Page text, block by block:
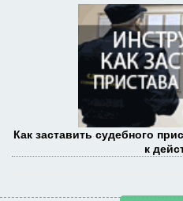
Как заставить судебного
к